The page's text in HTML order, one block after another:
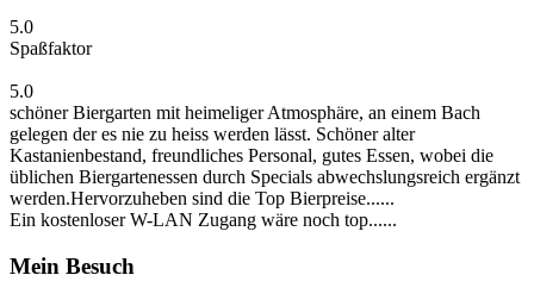
5.0
Spaßfaktor
5.0
schöner Biergarten mit heimeliger Atmosphäre, an einem Bach
gelegen der es nie zu heiss werden lässt. Schöner alter
Kastanienbestand, freundliches Personal, gutes Essen, wobei die
üblichen Biergartenessen durch Specials abwechslungsreich ergänzt
werden.Hervorzuheben sind die Top Bierpreise......
Ein kostenloser W-LAN Zugang wäre noch top......
Mein Besuch